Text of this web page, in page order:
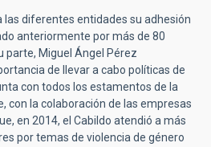
las diferentes entidades su adhesión
anteriormente por más de 80
parte, Miguel Ángel Pérez
de llevar a cabo políticas de
con todos los estamentos de la
con la colaboración de las empresas
en 2014, el Cabildo atendió a más
por temas de violencia de género